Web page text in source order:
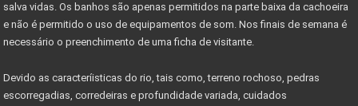
salva vidas. Os banhos são apenas permitidos na parte baixa da cachoeira
e não é permitido o uso de equipamentos de som. Nos finais de semana é
necessário o preenchimento de uma ficha de visitante.
Devido as caracteríisticas do rio, tais como, terreno rochoso, pedras
escorregadias, corredeiras e profundidade variada, cuidados